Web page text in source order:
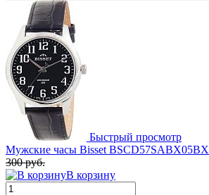
Быстрый просмотр
Мужские часы Bisset BSCD57SABX05BX
300 руб.
В корзину